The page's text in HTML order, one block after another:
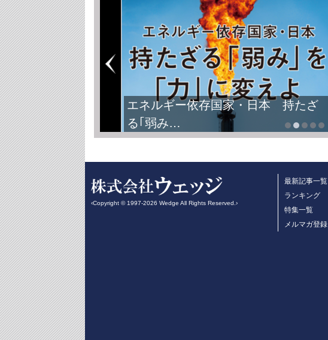
エネルギー依存国家・日本 持たざ
る｢弱み…
‹Copyright © 1997-2026 Wedge All Rights Reserved.›
最新記事一覧
ランキング
特集一覧
メルマガ登録